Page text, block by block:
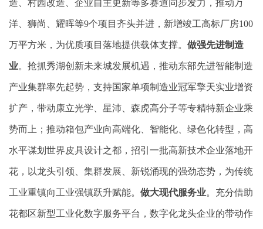
造、村园改造、企业自主更新等多赛道同步发力，推动万
洋、狮尚、耀晖等9个项目齐头并进，新增竣工高标厂房100
万平方米，为优质项目落地提供载体支撑。 做强先进制造
业。抢抓秀湖创新未来城发展机遇，推动东部先进智能制造
产业集群率先起势，支持国家单项制造业冠军擎天实业增资
扩产，带动康立光学、星沛、森虎高分子等专精特新企业乘
势而上；推动箱包产业向高端化、智能化、绿色化转型，高
水平谋划世界皮具设计之都，招引一批高新技术企业落地开
花，以龙头引领、集群发展、新锐涌现的强劲态势，为传统
工业重镇向工业强镇跃升赋能。 做大现代服务业。充分借助
花都区新型工业化数字服务平台，数字化龙头企业的带动作